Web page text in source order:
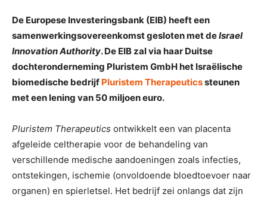
De Europese Investeringsbank (EIB) heeft een
samenwerkingsovereenkomst gesloten met deIsrael
Innovation Authority. De EIB zal via haar Duitse
dochteronderneming Pluristem GmbH het Israëlische
biomedische bedrijf Pluristem Therapeuticssteunen
met een lening van 50 miljoen euro.
Pluristem Therapeutics ontwikkelt een van placenta
afgeleide celtherapie voor de behandeling van
verschillende medische aandoeningen zoals infecties,
ontstekingen, ischemie (onvoldoende bloedtoevoer naar
organen) en spierletsel. Het bedrijf zei onlangs dat zijn